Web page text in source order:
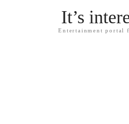
It’s
Entertainment portal